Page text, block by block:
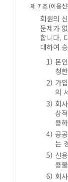
제 7 조 (이용
회원의
문제가
합니다.
대하여
본
청
가
의
회
상
용
공
는
신
용
회